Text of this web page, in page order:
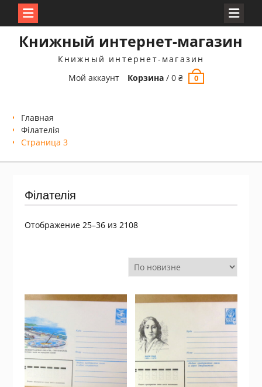
Книжный интернет-магазин
Книжный интернет-магазин
Мой аккаунт
Корзина /0₴ 0
Главная
Філателія
Страница 3
Філателія
Отображение 25–36 из 2108Сортировка: